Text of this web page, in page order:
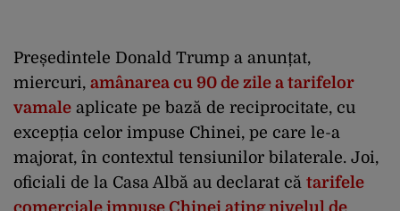
Președintele Donald Trump a anunțat,
miercuri, amânarea cu 90 de zile a tarifelor
vamale aplicate pe bază de reciprocitate, cu
excepția celor impuse Chinei, pe care le-a
majorat, în contextul tensiunilor bilaterale. Joi,
oficiali de la Casa Albă au declarat că tarifele
comerciale impuse Chinei ating nivelul de